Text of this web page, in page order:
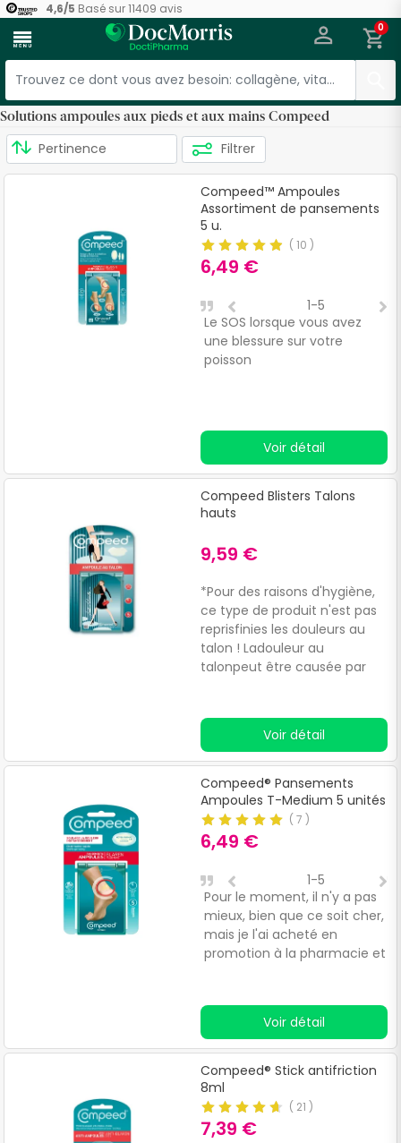
4,6/5 Basé sur11409 avis
menu 0
Solutions ampoules aux pieds et aux mains Compeed
Filtrer
Compeed™ Ampoules
Assortiment de pansements
5 u.
( 10 )
6,49 €
Le SOS lorsque vous avez
une blessure sur votre
poisson
1-5
Voir détail
Compeed Blisters Talons
hauts
9,59 €
*Pour des raisons d'hygiène,
ce type de produit n'est pas
reprisfinies les douleurs au
talon ! Ladouleur au
talonpeut être causée par
inconfortables.
Voir détail
Compeed® Pansements
Ampoules T-Medium 5 unités
( 7 )
6,49 €
Pour le moment, il n'y a pas
mieux, bien que ce soit cher,
mais je l'ai acheté en
promotion à la pharmacie et
1-5
Voir détail
Compeed® Stick antifriction
8ml
( 21 )
7,39 €